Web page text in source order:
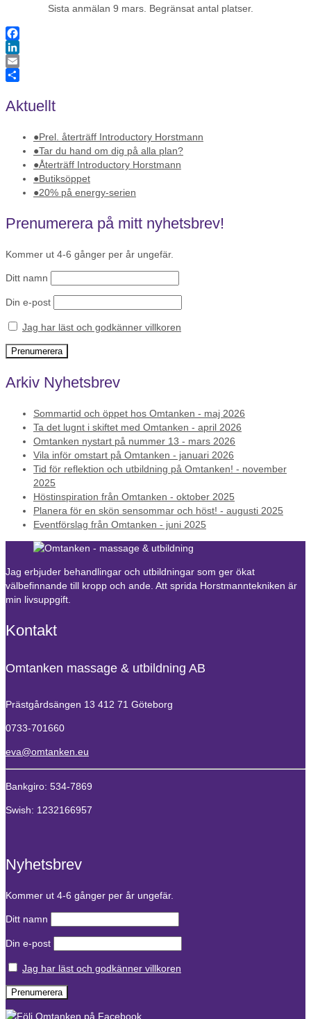
Sista anmälan 9 mars. Begränsat antal platser.
Facebook
LinkedIn
Email
Aktuellt
Prel. återträff Introductory Horstmann
Tar du hand om dig på alla plan?
Återträff Introductory Horstmann
Butiksöppet
20% på energy-serien
Prenumerera på mitt nyhetsbrev!
Kommer ut 4-6 gånger per år ungefär.
Ditt namn
Din e-post
Jag har läst och godkänner villkoren
Arkiv Nyhetsbrev
Sommartid och öppet hos Omtanken - maj 2026
Ta det lugnt i skiftet med Omtanken - april 2026
Omtanken nystart på nummer 13 - mars 2026
Vila inför omstart på Omtanken - januari 2026
Tid för reflektion och utbildning på Omtanken! - november
2025
Höstinspiration från Omtanken - oktober 2025
Planera för en skön sensommar och höst! - augusti 2025
Eventförslag från Omtanken - juni 2025
Jag erbjuder behandlingar och utbildningar som ger ökat
välbefinnande till kropp och ande. Att sprida Horstmanntekniken är
min livsuppgift.
Kontakt
Omtanken massage & utbildning AB
Prästgårdsängen 13 412 71 Göteborg
0733-701660
eva@omtanken.eu
Bankgiro: 534-7869
Swish: 1232166957
Nyhetsbrev
Kommer ut 4-6 gånger per år ungefär.
Ditt namn
Din e-post
Jag har läst och godkänner villkoren